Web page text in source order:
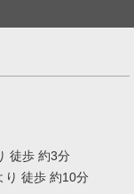
徒歩 約3分
り 徒歩 約10分